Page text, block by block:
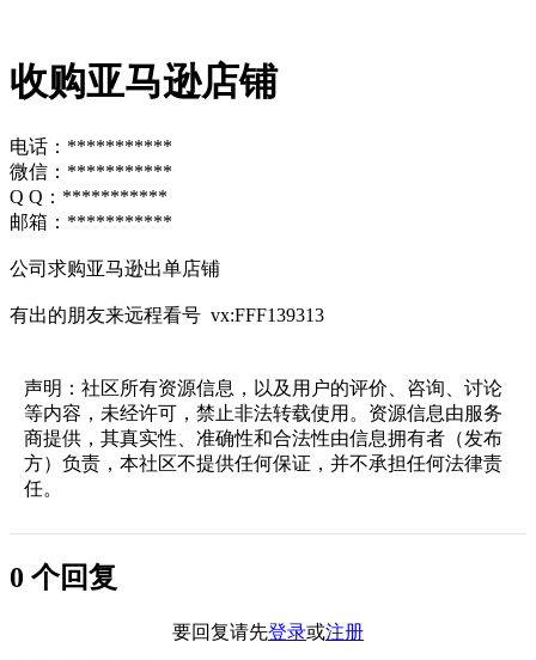
收购亚马逊店铺
电话：***********
微信：***********
Q Q：***********
邮箱：***********
公司求购亚马逊出单店铺
有出的朋友来远程看号 vx:FFF139313
声明：社区所有资源信息，以及用户的评价、咨询、讨论
等内容，未经许可，禁止非法转载使用。资源信息由服务
商提供，其真实性、准确性和合法性由信息拥有者（发布
方）负责，本社区不提供任何保证，并不承担任何法律责
任。
0 个回复
要回复请先登录或注册